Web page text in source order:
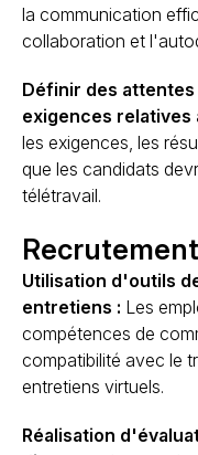
la communication
collaboration et
Définir des
exigences relatives
les exigences, les
que les candidats
télétravail.
Utilisation d'outils
entretiens : Les
compétences de
compatibilité avec le
entretiens virtuels.
Réalisation